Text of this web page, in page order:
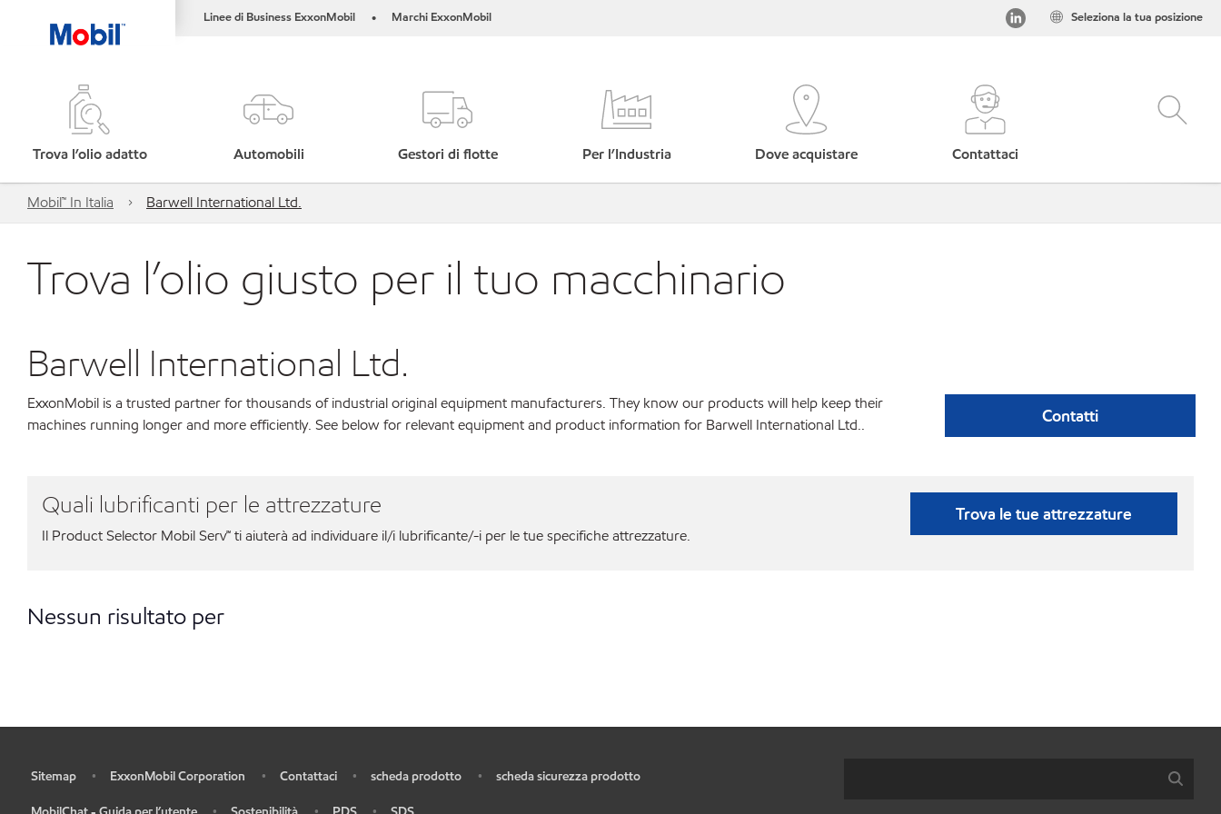
Linee di Business ExxonMobil • Marchi ExxonMobil Seleziona la tua posizione
Trova l’olio adatto Automobili Gestori di flotte Per l’Industria Dove acquistare Contattaci
Mobil™ In Italia Barwell International Ltd.
Trova l’olio giusto per il tuo macchinario
Barwell International Ltd.
ExxonMobil is a trusted partner for thousands of industrial original equipment manufacturers. They know our products will help keep their
machines running longer and more efficiently. See below for relevant equipment and product information for Barwell International Ltd..
Contatti
Quali lubrificanti per le attrezzature
Il Product Selector Mobil Serv℠ ti aiuterà ad individuare il/i lubrificante/-i per le tue specifiche attrezzature.
Trova le tue attrezzature
Nessun risultato per
Sitemap • ExxonMobil Corporation • Contattaci • scheda prodotto • scheda sicurezza prodotto